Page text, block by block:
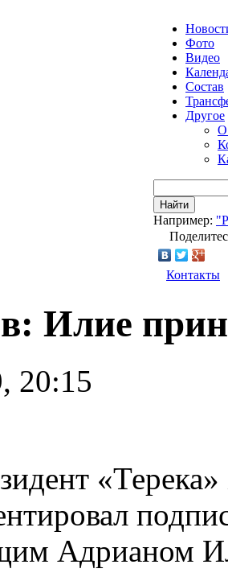
Фото
Видео
Состав
Другое
О
Найти
Например:
Контакты
Илие
20:15
Адрианом